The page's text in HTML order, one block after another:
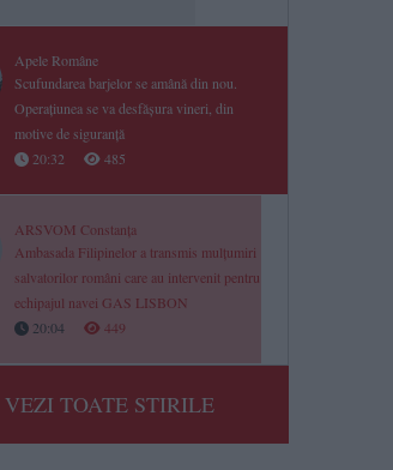
Apele Române
Scufundarea barjelor se amână din nou.
Operațiunea se va desfășura vineri, din
motive de siguranță
20:32
485
ARSVOM Constanța
Ambasada Filipinelor a transmis mulțumiri
salvatorilor români care au intervenit pentru
echipajul navei GAS LISBON
20:04
449
VEZI TOATE STIRILE